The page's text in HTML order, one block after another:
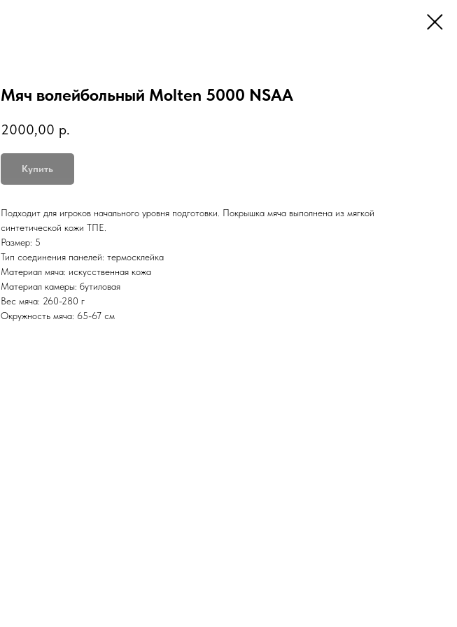
Мяч волейбольный Molten 5000 NSAA
2000,00 р.
Купить
Подходит для игроков начального уровня подготовки. Покрышка мяча выполнена из мягкой
синтетической кожи ТПЕ.
Размер: 5
Тип соединения панелей: термосклейка
Материал мяча: искусственная кожа
Материал камеры: бутиловая
Вес мяча: 260-280 г
Окружность мяча: 65-67 см